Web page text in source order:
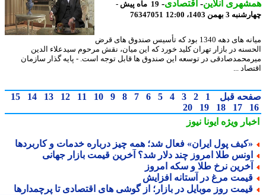
آنلاین-اقتصادی-
19 ماه پیش -
3 بهمن 1403، 12:00
76347051
میانه های دهه 1340 بود که تأسیس صندوق های قرض
در بازار تهران کلید خورد که این میان، نقش مرحوم سیدعلاء الدین
در توسعه این صندوق ها قابل توجه است. - پایه گذار سازمان
...
قبل 1
2
3
4
5
6
7
8
9
10
11
12
13
14
15
17
18
19
20
ویژهایونا نیوز
پول ایران» فعال شد؛ همه چیز درباره خدمات و کاربردها
طلا امروز چند دلار شد؟ آخرین قیمت بازار جهانی
نرخ طلا و سکه امروز
مرغ در آستانه افزایش
روز موبایل در بازار؛ از گوشی های اقتصادی تا پرچمدارها